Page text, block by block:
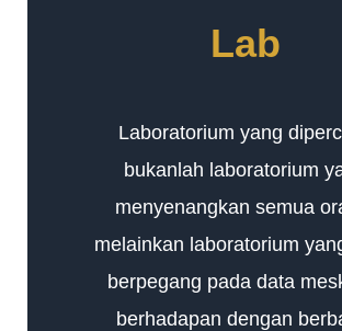
Lab
Laboratorium yang
bukanlah laboratorium
menyenangkan semua
melainkan laboratorium
berpegang pada data
berhadapan dengan